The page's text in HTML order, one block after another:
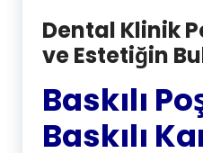
Dental Klinik
ve Estetiğin
Baskılı
Baskılı